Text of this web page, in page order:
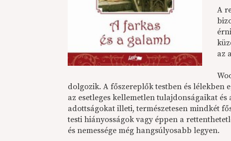
A
az
dolgozik. A főszereplők testben és lélekben
az esetleges kellemetlen tulajdonságaikat
adottságokat illeti, természetesen mindkét
testi hiányosságok vagy éppen a
és nemessége még hangsúlyosabb legyen.